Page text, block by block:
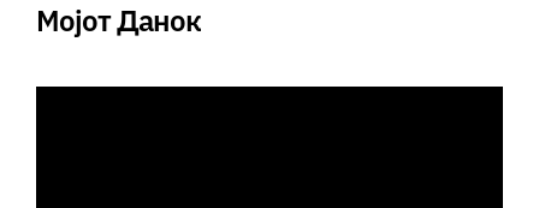
Мојот Данок